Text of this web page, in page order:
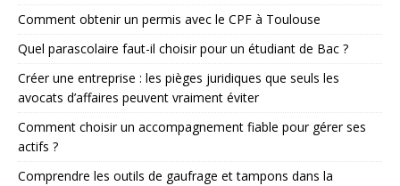
Comment obtenir un permis avec le CPF à Toulouse
Quel parascolaire faut-il choisir pour un étudiant de Bac ?
Créer une entreprise : les pièges juridiques que seuls les
avocats d’affaires peuvent vraiment éviter
Comment choisir un accompagnement fiable pour gérer ses
actifs ?
Comprendre les outils de gaufrage et tampons dans la